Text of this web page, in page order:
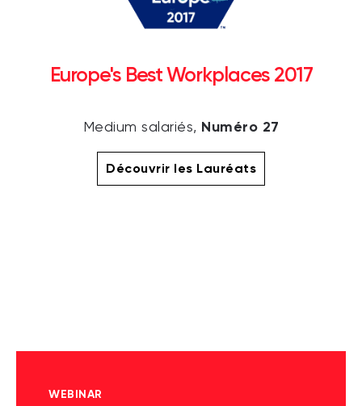
Europe's Best Workplaces 2017
Medium salariés, Numéro 27
Découvrir les Lauréats
WEBINAR